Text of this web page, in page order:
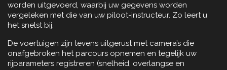
worden uitgevoerd, waarbij uw gegevens worden
vergeleken met die van uw piloot-instructeur. Zo leert u
het snelst bij.
De voertuigen zijn tevens uitgerust met camera’s die
onafgebroken het parcours opnemen en tegelijk uw
rijparameters registreren (snelheid, overlangse en